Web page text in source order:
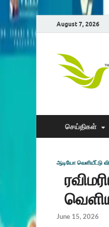
August 7, 2026
செய்திகள்
ஆடியோ வெளியீட்டு
June 15, 2026